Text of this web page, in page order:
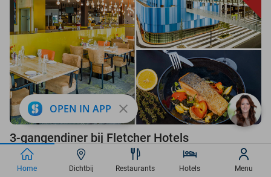
favorite_border
3-gangendiner bij Fletcher Hotels
Fletcher Hotels
Sittard (+ meerdere locaties)
OPEN IN APP close
Home Dichtbij Restaurants Hotels Menu